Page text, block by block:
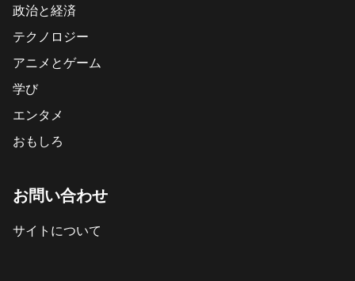
政治と経済
テクノロジー
アニメとゲーム
学び
エンタメ
おもしろ
お問い合わせ
サイトについて